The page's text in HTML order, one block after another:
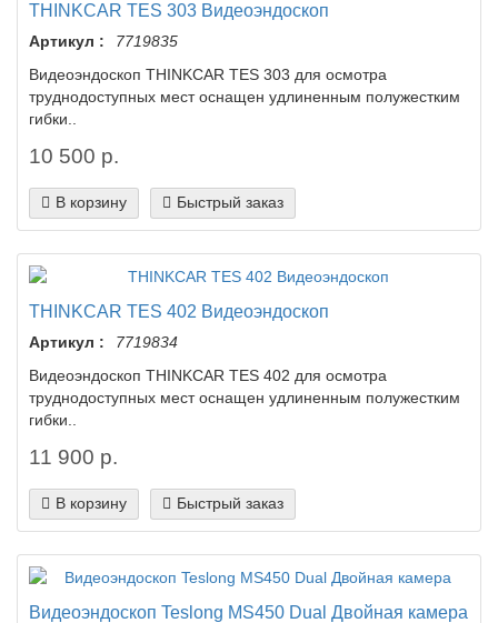
THINKCAR TES 303 Видеоэндоскоп
Артикул :
7719835
Видеоэндоскоп THINKCAR TES 303 для осмотра
труднодоступных мест оснащен удлиненным полужестким
гибки..
10 500 р.
В корзину Быстрый заказ
THINKCAR TES 402 Видеоэндоскоп
Артикул :
7719834
Видеоэндоскоп THINKCAR TES 402 для осмотра
труднодоступных мест оснащен удлиненным полужестким
гибки..
11 900 р.
В корзину Быстрый заказ
Видеоэндоскоп Teslong MS450 Dual Двойная камера